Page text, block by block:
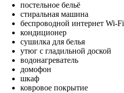
постельное бельё
стиральная машина
беспроводной интернет Wi-Fi
кондиционер
сушилка для белья
утюг с гладильной доской
водонагреватель
домофон
шкаф
ковровое покрытие